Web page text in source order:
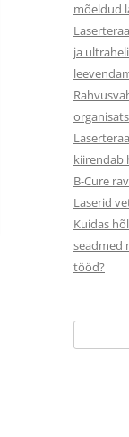
mõeldud
ja
kiirendab
B-Cure
Laserid
Kuidas
seadmed
tööd?
for: